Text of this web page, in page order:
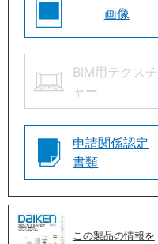
画像
BIM用テクスチ
ャー
申請関係認定
書類
この製品の情報を